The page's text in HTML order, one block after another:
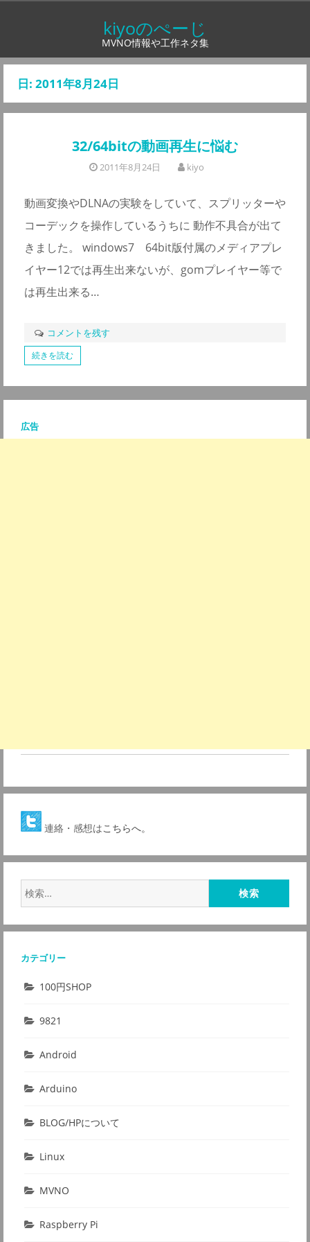
ン
へ
kiyoのぺーじ
MVNO情報や工作ネタ集
日: 2011年8月24日
32/64bitの動画再生に悩む
2011年8月24日 kiyo
動画変換やDLNAの実験をしていて、スプリッターや
コーデックを操作しているうちに 動作不具合が出て
きました。 windows7 64bit版付属のメディアプレ
イヤー12では再生出来ないが、gomプレイヤー等で
は再生出来る…
コメントを残す
続きを読む
広告
連絡・感想はこちらへ。
索:
カテゴリー
100円SHOP
9821
Android
Arduino
BLOG/HPについて
Linux
MVNO
Raspberry Pi